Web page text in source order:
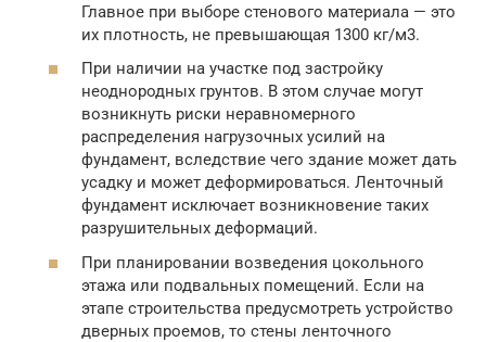
Главное при выборе стенового материала — это
их плотность, не превышающая 1300 кг/м3.
При наличии на участке под застройку
неоднородных грунтов. В этом случае могут
возникнуть риски неравномерного
распределения нагрузочных усилий на
фундамент, вследствие чего здание может дать
усадку и может деформироваться. Ленточный
фундамент исключает возникновение таких
разрушительных деформаций.
При планировании возведения цокольного
этажа или подвальных помещений. Если на
этапе строительства предусмотреть устройство
дверных проемов, то стены ленточного